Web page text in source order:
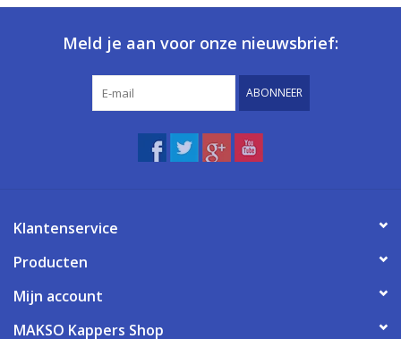
Meld je aan voor onze nieuwsbrief:
ABONNEER
Klantenservice
Producten
Mijn account
MAKSO Kappers Shop